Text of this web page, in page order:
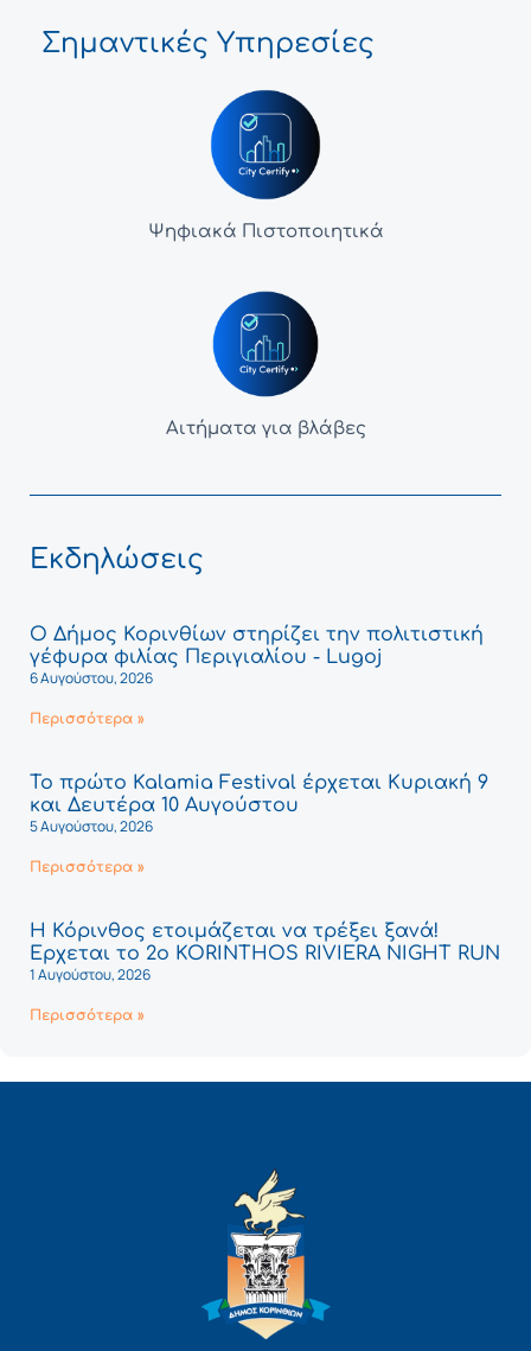
Σημαντικές Υπηρεσίες
Ψηφιακά Πιστοποιητικά
Αιτήματα για βλάβες
Εκδηλώσεις
Ο Δήμος Κορινθίων στηρίζει την πολιτιστική
γέφυρα φιλίας Περιγιαλίου - Lugoj
6 Αυγούστου, 2026
Περισσότερα »
Το πρώτο Kalamia Festival έρχεται Κυριακή 9
και Δευτέρα 10 Αυγούστου
5 Αυγούστου, 2026
Περισσότερα »
Η Κόρινθος ετοιμάζεται να τρέξει ξανά!
Έρχεται το 2ο KORINTHOS RIVIERA NIGHT RUN
1 Αυγούστου, 2026
Περισσότερα »